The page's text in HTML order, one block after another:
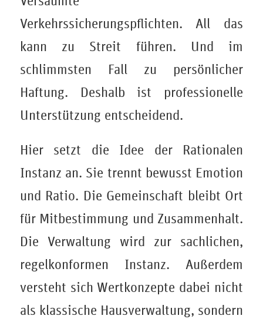
Verkehrssicherungspflichten. All das
kann zu Streit führen. Und im
schlimmsten Fall zu persönlicher
Haftung. Deshalb ist professionelle
Unterstützung entscheidend.
Hier setzt die Idee der Rationalen
Instanz an. Sie trennt bewusst Emotion
und Ratio. Die Gemeinschaft bleibt Ort
für Mitbestimmung und Zusammenhalt.
Die Verwaltung wird zur sachlichen,
regelkonformen Instanz. Außerdem
versteht sich Wertkonzepte dabei nicht
als klassische Hausverwaltung, sondern